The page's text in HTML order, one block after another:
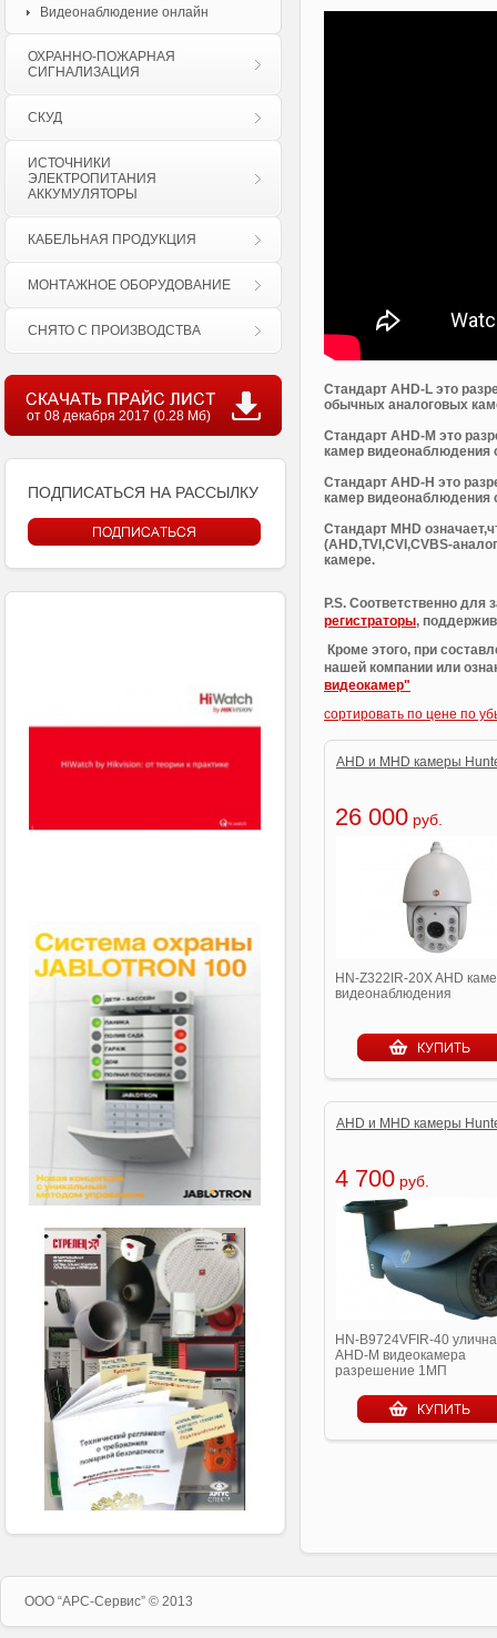
Видеонаблюдение онлайн
ОХРАННО-ПОЖАРНАЯ
СИГНАЛИЗАЦИЯ
СКУД
ИСТОЧНИКИ
ЭЛЕКТРОПИТАНИЯ
АККУМУЛЯТОРЫ
КАБЕЛЬНАЯ ПРОДУКЦИЯ
МОНТАЖНОЕ ОБОРУДОВАНИЕ
СНЯТО С ПРОИЗВОДСТВА
от 08 декабря 2017 (0.28 Мб)
ПОДПИСАТЬСЯ НА РАССЫЛКУ
Стандарт AHD-L это
обычных аналоговых
Стандарт AHD-M это
камер видеонаблюдения
Стандарт AHD-H это
камер видеонаблюдения
Стандарт MHD
(AHD,TVI,CVI,CVBS-
камере.
P.S. Соответственно для
регистраторы,
Кроме этого, при
нашей компании или
видеокамер"
сортировать по цене по
AHD и MHD камеры
26 000 руб.
HN-Z322IR-20X AHD
видеонаблюдения
AHD и MHD камеры
4 700 руб.
HN-B9724VFIR-40
AHD-M видеокамера
разрешение 1МП
ООО “APC-Сервис” © 2013